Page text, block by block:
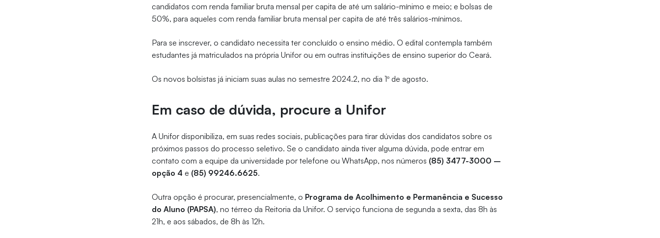
candidatos com renda familiar bruta mensal per capita de até um salário-mínimo e meio; e bolsas de
50%, para aqueles com renda familiar bruta mensal per capita de até três salários-mínimos.
Para se inscrever, o candidato necessita ter concluído o ensino médio. O edital contempla também
estudantes já matriculados na própria Unifor ou em outras instituições de ensino superior do Ceará.
Os novos bolsistas já iniciam suas aulas no semestre 2024.2, no dia 1º de agosto.
Em caso de dúvida, procure a Unifor
A Unifor disponibiliza, em suas redes sociais, publicações para tirar dúvidas dos candidatos sobre os
próximos passos do processo seletivo. Se o candidato ainda tiver alguma dúvida, pode entrar em
contato com a equipe da universidade por telefone ou WhatsApp, nos números (85) 3477-3000 –
opção 4 e (85) 99246.6625.
Outra opção é procurar, presencialmente, o Programa de Acolhimento e Permanência e Sucesso
do Aluno (PAPSA), no térreo da Reitoria da Unifor. O serviço funciona de segunda a sexta, das 8h às
21h, e aos sábados, de 8h às 12h.